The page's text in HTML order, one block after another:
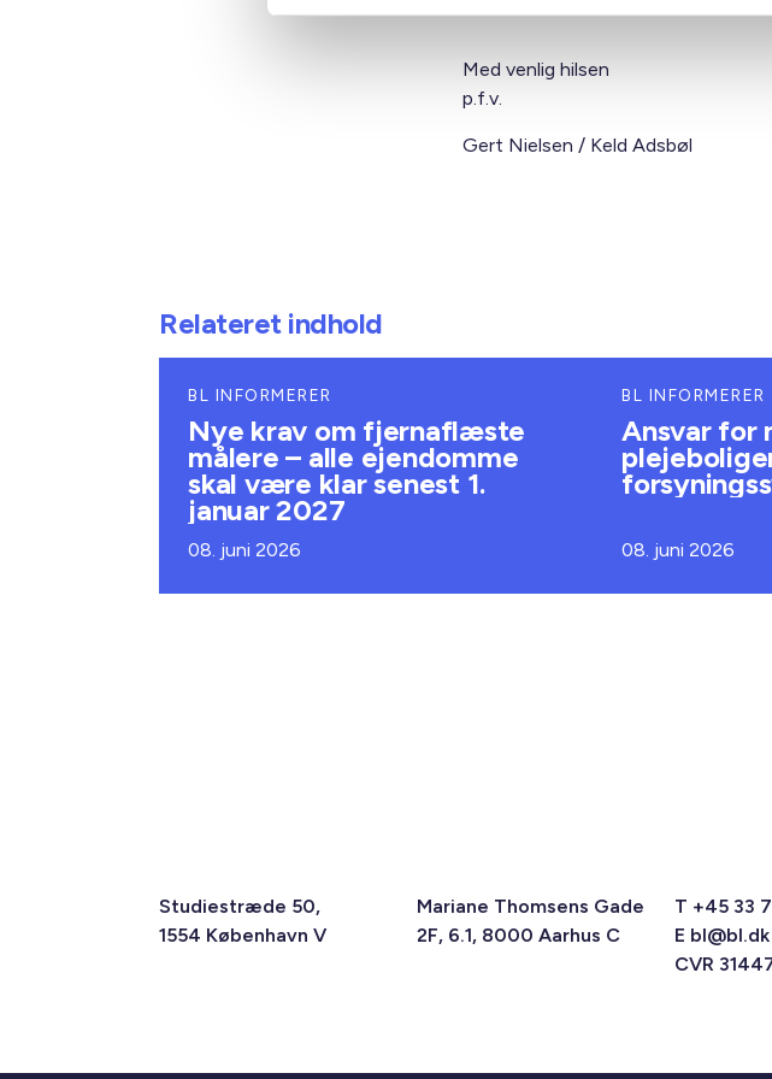
Med venlig hilsen
p.f.v.
Gert Nielsen / Keld Adsbøl
Relateret indhold
BL INFORMERER
Nye krav om fjernaflæste
målere – alle ejendomme
skal være klar senest 1.
januar 2027
08. juni 2026
BL INFORMERER
Ansvar for
08. juni 2026
Studiestræde 50,
1554 København V
Mariane Thomsens Gade
2F, 6.1, 8000 Aarhus C
T +45 33
E bl@bl.dk
CVR